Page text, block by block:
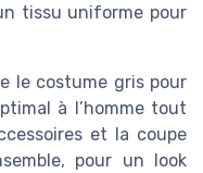
tissu uniforme pour
le costume gris pour
à l’homme tout
et la coupe
pour un look